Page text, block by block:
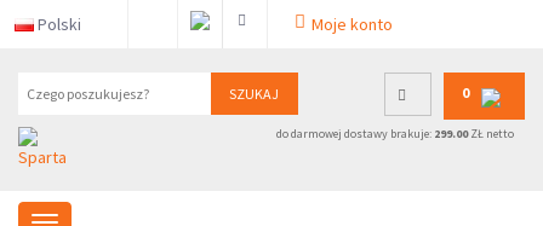
Polski Moje konto
SZUKAJ 0
do darmowej dostawy brakuje: 299.00ZŁ netto